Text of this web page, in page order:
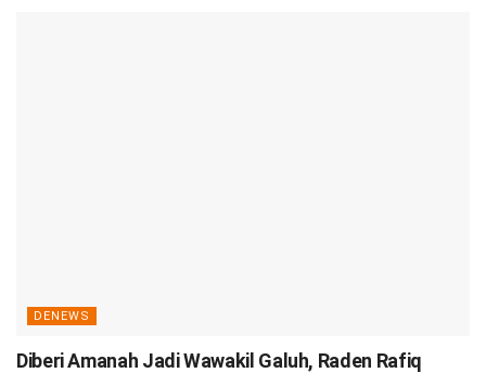
DENEWS
Diberi Amanah Jadi Wawakil Galuh, Raden Rafiq